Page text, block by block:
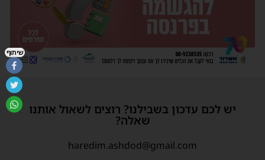
יש לכם עדכון בשבילנו? רוצים לשאול אותנו
שאלה?
haredim.ashdod@gmail.com
שיתוף